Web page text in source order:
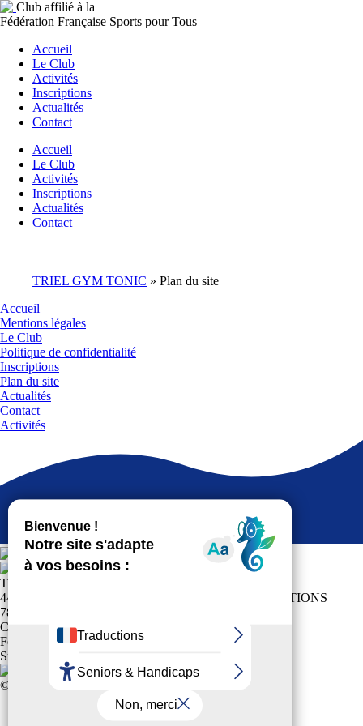
Club affilié à la
Fédération Française Sports pour Tous
Accueil
Le Club
Activités
Inscriptions
Actualités
Contact
Accueil
Le Club
Activités
Inscriptions
Actualités
Contact
TRIEL GYM TONIC » Plan du site
Accueil
Mentions légales
Le Club
Politique de confidentialité
Inscriptions
Plan du site
Actualités
Contact
Activités
TRIEL GYM TONIC
44 RUE DES CRENEAUX MAISON DES ASSOCIATIONS
78510 TRIEL SUR SEINE
Club affilié à la
Fédération Française Sports pour Tous
Suivez-nous !
© 2024 Tous Droits Réservés
Mentions légales